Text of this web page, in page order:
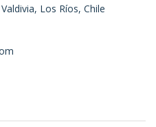
Los Ríos, Chile